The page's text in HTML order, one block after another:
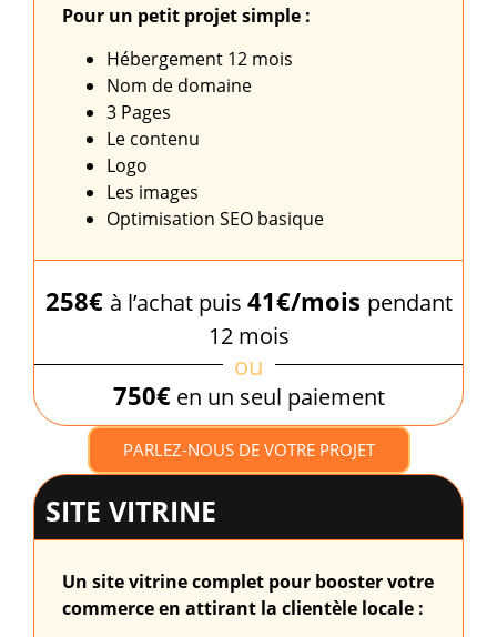
Pour un petit projet simple :
Hébergement 12 mois
Nom de domaine
3 Pages
Le contenu
Logo
Les images
Optimisation SEO basique
258€ à l’achat puis 41€/mois pendant
12 mois
ou
750€en un seul paiement
PARLEZ-NOUS DE VOTRE PROJET
SITE VITRINE
Un site vitrine complet pour booster votre
commerce en attirant la clientèle locale :